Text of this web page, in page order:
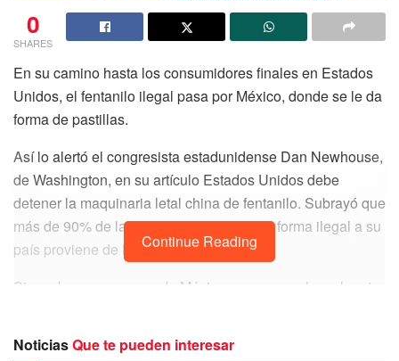
0
SHARES
En su camino hasta los consumidores finales en Estados
Unidos, el fentanilo ilegal pasa por México, donde se le da
forma de pastillas.
Así lo alertó el congresista estadunidense Dan Newhouse,
de Washington, en su artículo Estados Unidos debe
detener la maquinaria letal china de fentanilo. Subrayó que
más de 90% de la sustancia que entra de forma ilegal a su
país proviene de la nación asiática.
Sin embargo, aun cuando México es una escala en la ruta
Continue Reading
NoticiasQue te pueden interesar